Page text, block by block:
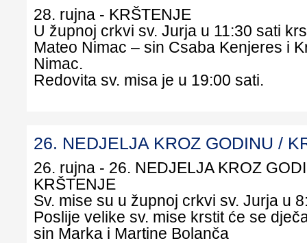
28. rujna - KRŠTENJE
U župnoj crkvi sv. Jurja u 11:30 sati
Mateo Nimac – sin Csaba Kenjeres i
Nimac.
Redovita sv. misa je u 19:00 sati.
26. NEDJELJA KROZ GODINU /
26. rujna - 26. NEDJELJA KROZ
KRŠTENJE
Sv. mise su u župnoj crkvi sv. Jurja u
Poslije velike sv. mise krstit će se
sin Marka i Martine Bolanča